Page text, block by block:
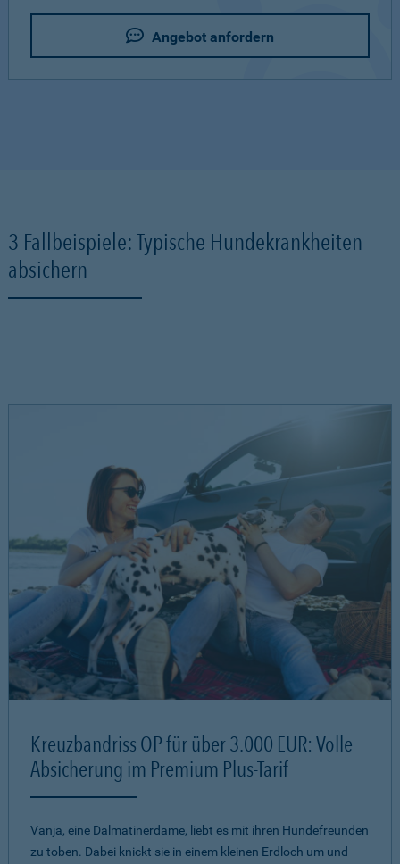
Angebot anfordern
3 Fallbeispiele: Typische Hundekrankheiten
absichern
Kreuzbandriss OP für über 3.000 EUR: Volle
Absicherung im Premium Plus-Tarif
Vanja, eine Dalmatinerdame, liebt es mit ihren Hundefreunden
zu toben. Dabei knickt sie in einem kleinen Erdloch um und